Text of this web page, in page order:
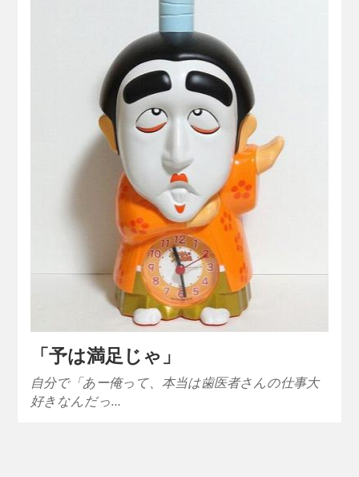
「予は満足じゃ」
自分で「あー俺って、本当は歯医者さんの仕事大
好きなんだっ…